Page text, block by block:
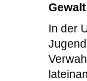
Gewalt
In der